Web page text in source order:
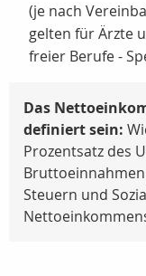
(je nach
gelten für Ärzte
freier Berufe -
Das
definiert sein:
Prozentsatz des
Steuern und